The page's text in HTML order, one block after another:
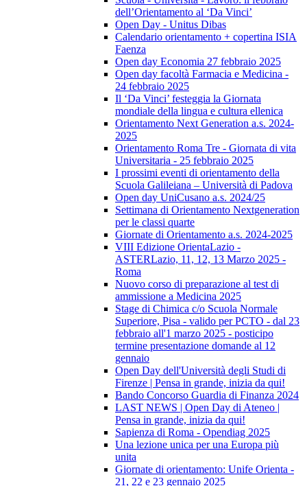
dell’Orientamento al ‘Da Vinci’
Open Day - Unitus Dibas
Calendario orientamento + copertina ISIA
Faenza
Open day Economia 27 febbraio 2025
Open day facoltà Farmacia e Medicina -
24 febbraio 2025
Il ‘Da Vinci’ festeggia la Giornata
mondiale della lingua e cultura ellenica
Orientamento Next Generation a.s. 2024-
2025
Orientamento Roma Tre - Giornata di vita
Universitaria - 25 febbraio 2025
I prossimi eventi di orientamento della
Scuola Galileiana – Università di Padova
Open day UniCusano a.s. 2024/25
Settimana di Orientamento Nextgeneration
per le classi quarte
Giornate di Orientamento a.s. 2024-2025
VIII Edizione OrientaLazio -
ASTERLazio, 11, 12, 13 Marzo 2025 -
Roma
Nuovo corso di preparazione al test di
ammissione a Medicina 2025
Stage di Chimica c/o Scuola Normale
Superiore, Pisa - valido per PCTO - dal 23
febbraio all'1 marzo 2025 - posticipo
termine presentazione domande al 12
gennaio
Open Day dell'Università degli Studi di
Firenze | Pensa in grande, inizia da qui!
Bando Concorso Guardia di Finanza 2024
LAST NEWS | Open Day di Ateneo |
Pensa in grande, inizia da qui!
Sapienza di Roma - Opendiag 2025
Una lezione unica per una Europa più
unita
Giornate di orientamento: Unife Orienta -
21, 22 e 23 gennaio 2025